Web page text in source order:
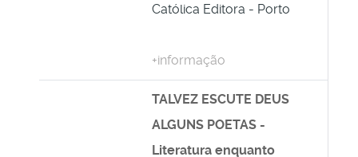
Católica Editora - Porto
+informação
TALVEZ ESCUTE DEUS
ALGUNS POETAS -
Literatura enquanto